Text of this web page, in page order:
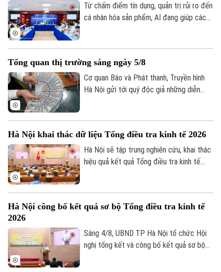
Chuyên mục
Hà Nội
Chính trị
Xã hội
Hà Nội
Nhịp sống Hà Nội
Người Hà Nội
Thế giới
dụng vào năm 1989.
Từ chấm điểm tín dụng, quản trị rủi ro đến
cá nhân hóa sản phẩm, AI đang giúp các
chuyên gia cho rằng điều quan trọng nhất
vẫn là chất lượng dữ liệu, hành lang pháp
lý và cơ chế quản trị rủi ro phù hợp.
Tổng quan thị trường sáng ngày 5/8
Cơ quan Báo và Phát thanh, Truyền hình
Hà Nội gửi tới quý độc giả những diễn
Hà Nội khai thác dữ liệu Tổng điều tra kinh tế 2026
Hà Nội sẽ tập trung nghiên cứu, khai thác
hiệu quả kết quả Tổng điều tra kinh tế
UBND thành phố Hà Nội Nguyễn Xuân
kinh tế năm 2026 thành phố tại Hội nghị
tổng kết và công bố kết quả sơ bộ Tổng
Hà Nội công bố kết quả sơ bộ Tổng điều tra kinh tế
2026
Sáng 4/8, UBND TP Hà Nội tổ chức Hội
nghị tổng kết và công bố kết quả sơ bộ